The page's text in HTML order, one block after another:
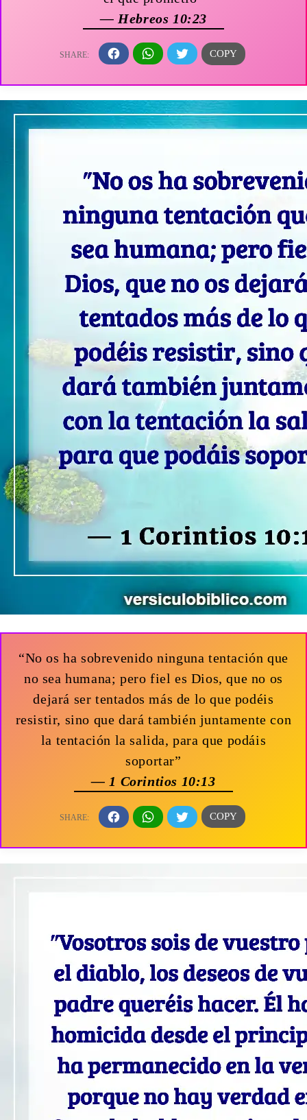
— Hebreos 10:23
“No os ha sobrevenido ninguna tentación que
no sea humana; pero fiel es Dios, que no os
dejará ser tentados más de lo que podéis
resistir, sino que dará también juntamente con
la tentación la salida, para que podáis
soportar”
— 1 Corintios 10:13